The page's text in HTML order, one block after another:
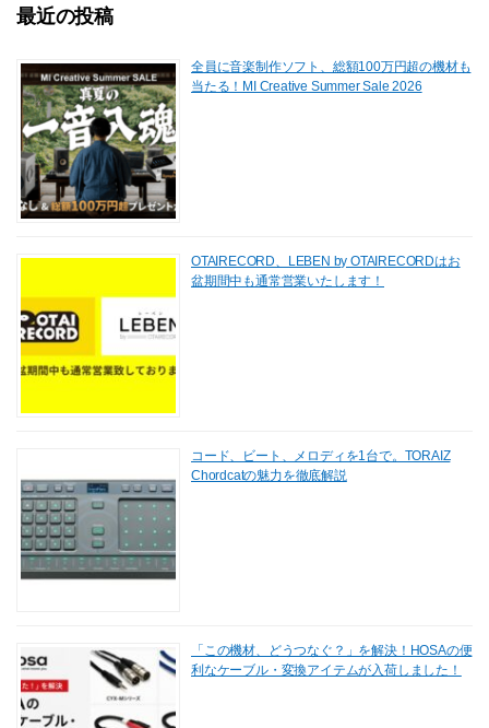
最近の投稿
全員に音楽制作ソフト、総額100万円超の機材も
当たる！MI Creative Summer Sale 2026
OTAIRECORD、LEBEN by OTAIRECORDはお
盆期間中も通常営業いたします！
コード、ビート、メロディを1台で。TORAIZ
Chordcatの魅力を徹底解説
「この機材、どうつなぐ？」を解決！HOSAの便
利なケーブル・変換アイテムが入荷しました！